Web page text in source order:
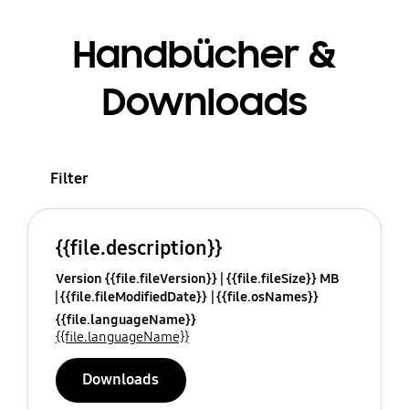
Handbücher &
Downloads
Filter
{{file.description}}
Version {{file.fileVersion}} {{file.fileSize}} MB
{{file.fileModifiedDate}} {{file.osNames}}
{{file.languageName}}
{{file.languageName}}
Downloads